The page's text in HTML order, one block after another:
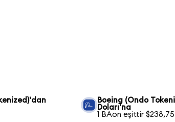
Boeing (Ondo
Doları'na
1 BAon eşittir $238,75